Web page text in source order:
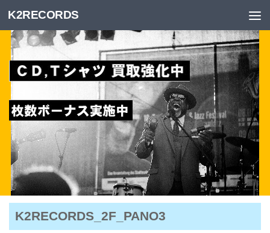
Skip to content
K2RECORDS
K2RECORDS_2F_PANO3